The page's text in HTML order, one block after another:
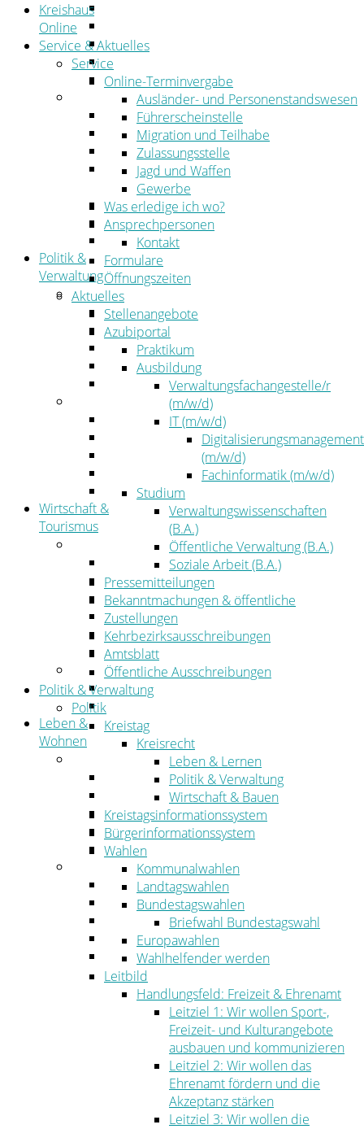
Ansprechpersonen
Formulare
Öffnungszeiten
Aktuelles
Stellenangebote
Azubiportal
Pressemitteilungen
Bekanntmachungen & öffentliche
Zustellungen
Kehrbezirksausschreibungen
Amtsblatt
Öffentliche Ausschreibungen
Politik &
Verwaltung
Politik
Kreistag
Kreistagsinformationssystem
Bürgerinformationssystem
Wahlen
Der Landrat
Kommunalaufsicht
Zahlen, Daten, Fakten
Wirtschaft &
Tourismus
Wirtschaftsförderung
Gewerbeflächen und Unternehmen
Arbeitgeberservice
Mobilfunk & Breitband
Straßen- und Radwegebau
Landwirtschaft
Tourismus
Freizeit und Urlaub im Landkreis
Veranstaltungen
Leben &
Wohnen
Migration
Schulen, Bildung, Sport und Kultur
Soziales
Gesundheit
Jugend, Familie und Senioren
Bauen und Planen
Abfall
Umwelt
Ordnung
Kreishaus
Online
Service & Aktuelles
Service
Online-Terminvergabe
Ausländer- und Personenstandswesen
Führerscheinstelle
Migration und Teilhabe
Zulassungsstelle
Jagd und Waffen
Gewerbe
Was erledige ich wo?
Ansprechpersonen
Kontakt
Formulare
Öffnungszeiten
Aktuelles
Stellenangebote
Azubiportal
Praktikum
Ausbildung
Verwaltungsfachangestelle/r
(m/w/d)
IT (m/w/d)
Digitalisierungsmanagement
(m/w/d)
Fachinformatik (m/w/d)
Studium
Verwaltungswissenschaften
(B.A.)
Öffentliche Verwaltung (B.A.)
Soziale Arbeit (B.A.)
Pressemitteilungen
Bekanntmachungen & öffentliche
Zustellungen
Kehrbezirksausschreibungen
Amtsblatt
Öffentliche Ausschreibungen
Politik & Verwaltung
Politik
Kreistag
Kreisrecht
Leben & Lernen
Politik & Verwaltung
Wirtschaft & Bauen
Kreistagsinformationssystem
Bürgerinformationssystem
Wahlen
Kommunalwahlen
Landtagswahlen
Bundestagswahlen
Briefwahl Bundestagswahl
Europawahlen
Wahlhelfender werden
Leitbild
Handlungsfeld: Freizeit & Ehrenamt
Leitziel 1: Wir wollen Sport-,
Freizeit- und Kulturangebote
ausbauen und kommunizieren
Leitziel 2: Wir wollen das
Ehrenamt fördern und die
Akzeptanz stärken
Leitziel 3: Wir wollen die